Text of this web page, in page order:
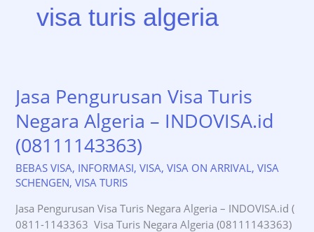
visa turis algeria
Jasa Pengurusan Visa Turis
Negara Algeria – INDOVISA.id
(08111143363)
BEBAS VISA, INFORMASI,VISA,VISA ON ARRIVAL,VISA
SCHENGEN,VISA TURIS
Jasa Pengurusan Visa Turis Negara Algeria – INDOVISA.id (
0811-1143363 Visa Turis Negara Algeria (08111143363)